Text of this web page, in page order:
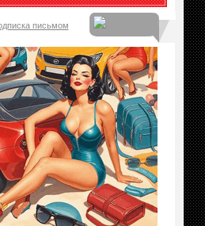
письмом